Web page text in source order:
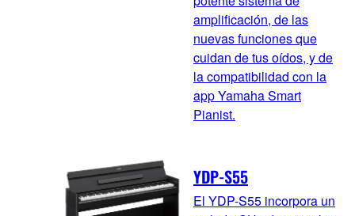
amplificación, de las
nuevas funciones que
cuidan de tus oídos, y de
la compatibilidad con la
app Yamaha Smart
Pianist.
YDP-S55
El YDP-S55 incorpora un